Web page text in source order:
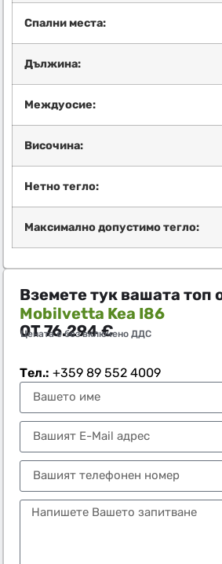
Спални места:
Дължина:
Междуосие:
Височина:
Нетно тегло:
Максимално допустимо тегло:
Вземете тук вашата топ
Mobilvetta Kea I86
ОТ76.294€
Цената е без включено ДДС
Тел.:+359 89 552 4009